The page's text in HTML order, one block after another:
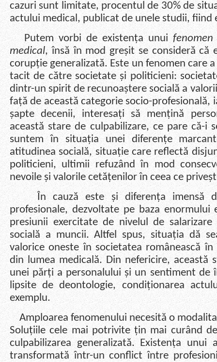
cazuri sunt limitate, procentul de 30% de
actului medical, publicat de unele studii, fiind
Putem vorbi de existența unui
medical, însă în mod greșit se consideră că
corupție generalizată. Este un fenomen care
tacit de către societate și politicieni:
dintr-un spirit de recunoaștere socială a
față de această categorie socio-
șapte decenii, interesați să mențină
această stare de culpabilizare, ce pare că-i
suntem în situația unei diferențe
atitudinea socială, situație care reflectă
politicieni, ultimii refuzând în mod
nevoile și valorile cetățenilor în ceea ce
În cauză este și diferența imensă
profesionale, dezvoltate pe baza
presiunii exercitate de nivelul de
socială a muncii. Altfel spus, situația dă
valorice oneste în societatea românească
din lumea medicală. Din nefericire,
unei părți a personalului și un sentiment de
lipsite de deontologie, condiționarea
exemplu.
Amploarea fenomenului necesită o
Soluțiile cele mai potrivite țin mai curând
culpabilizarea generalizată. Existența
transformată într-un conflict între